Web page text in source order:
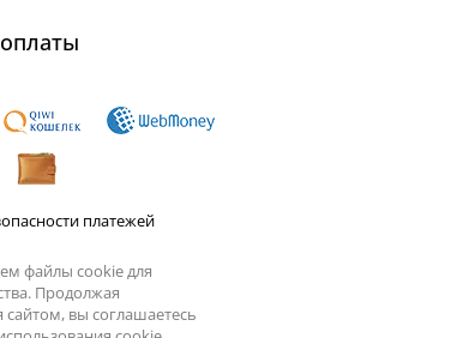
платежей
файлы cookie для
Продолжая
сайтом, вы соглашаетесь